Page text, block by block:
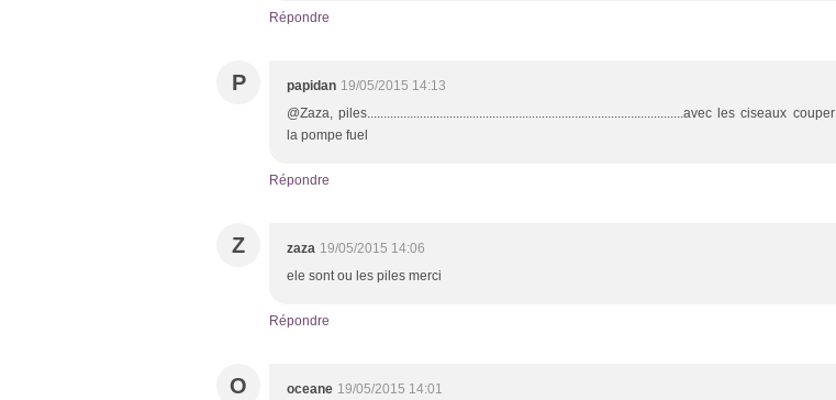
Répondre
P papidan 19/05/2015 14:13
@Zaza, piles................................................................................................avec les ciseaux couper
la pompe fuel
Répondre
Z zaza 19/05/2015 14:06
ele sont ou les piles merci
Répondre
O oceane 19/05/2015 14:01